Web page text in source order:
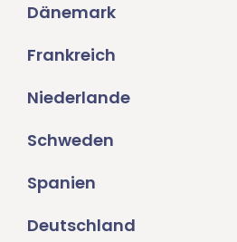
Dänemark
Frankreich
Niederlande
Schweden
Spanien
Deutschland